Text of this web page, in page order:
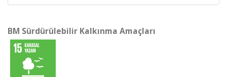
BM Sürdürülebilir Kalkınma Amaçları